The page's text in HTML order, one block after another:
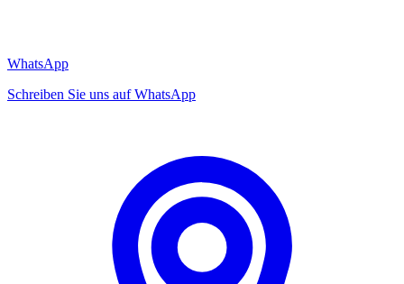
WhatsApp
Schreiben Sie uns auf WhatsApp